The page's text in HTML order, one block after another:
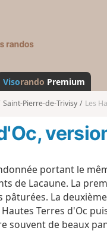
s
a
n
d
Visorando Premium
Saint-Pierre-de-Trivisy Les
portant le
de Lacaune. La
La
Terres d'Oc
souvent de beaux